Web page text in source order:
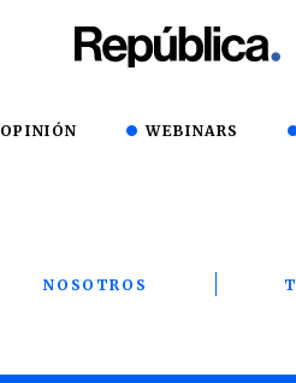
OPINIÓN WEBINARS
NOSOTROS